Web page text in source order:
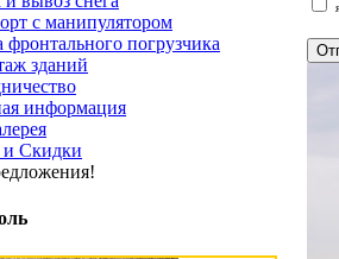
с манипулятором
фронтального погрузчика
зданий
информация
Скидки